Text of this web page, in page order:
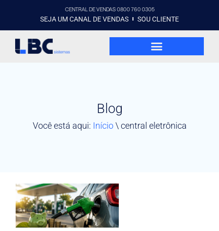
CENTRAL DE VENDAS 0800 760 0305
SEJA UM CANAL DE VENDAS SOU CLIENTE
Blog
Você está aqui: Início\ central eletrônica